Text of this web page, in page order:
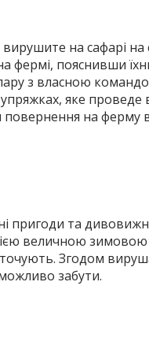
на сафарі
фермі, пояснивши
з власною
яке
повернення на
та дивовижні
величною
Згодом
забути.